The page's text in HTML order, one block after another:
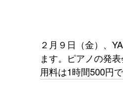
２月９日（金）、
ます。ピアノの発
用料は1時間500円